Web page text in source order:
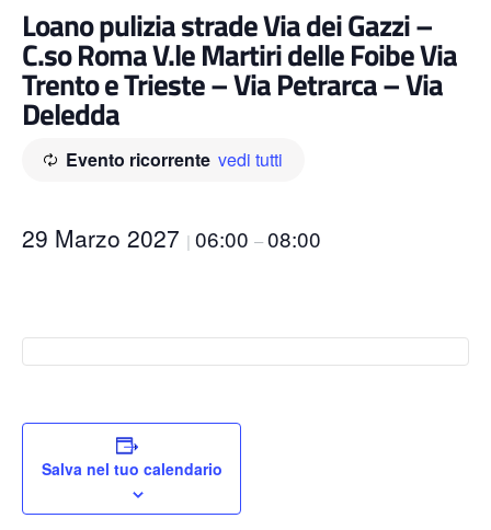
Loano pulizia strade Via dei Gazzi –
C.so Roma V.le Martiri delle Foibe Via
Trento e Trieste – Via Petrarca – Via
Deledda
Evento ricorrente vedi tutti
29 Marzo 2027 | 06:00 –08:00
Salva nel tuo calendario